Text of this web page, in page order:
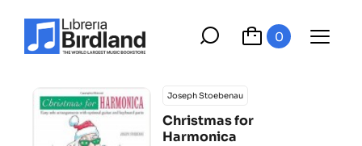
0
Joseph Stoebenau
Christmas for
Harmonica